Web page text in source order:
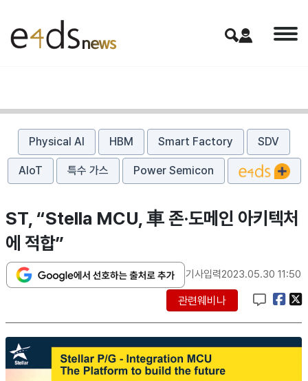
Physical AI HBM Smart Factory SDV
AIoT 특수 가스 Power Semicon
ST, “Stella MCU, 車 존·도메인 아키텍처
에 적합”
기사입력2023.05.30 11:50
관련웨비나